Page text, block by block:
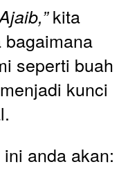
kita
seperti buah
kunci
anda akan: